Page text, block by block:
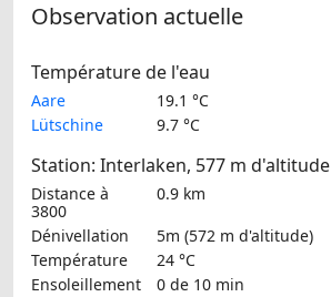
Observation actuelle
Température de l'eau
Aare
19.1 °C
Lütschine
9.7 °C
Station: Interlaken, 577 m d'altitude
Distance à
3800
0.9 km
Dénivellation
5m (572 m d'altitude)
Température
24 °C
Ensoleillement
0 de 10 min